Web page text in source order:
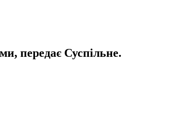
передає Суспільне.